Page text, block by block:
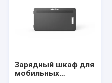
Зарядный шкаф для
мобильных